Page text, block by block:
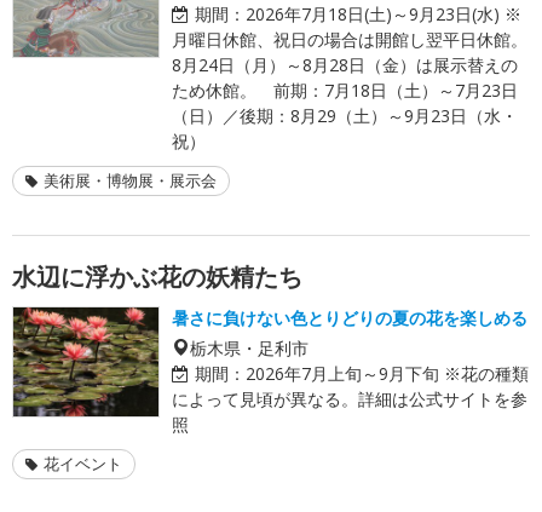
期間： 2026年7月18日(土)～9月23日(水) ※
月曜日休館、祝日の場合は開館し翌平日休館。
8月24日（月）～8月28日（金）は展示替えの
ため休館。 前期：7月18日（土）～7月23日
（日）／後期：8月29（土）～9月23日（水・
祝）
美術展・博物展・展示会
水辺に浮かぶ花の妖精たち
暑さに負けない色とりどりの夏の花を楽しめる
栃木県・足利市
期間： 2026年7月上旬～9月下旬 ※花の種類
によって見頃が異なる。詳細は公式サイトを参
照
花イベント